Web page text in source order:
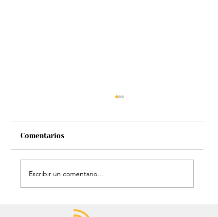
Audiencia de Maduro en Estados
Comentarios
Escribir un comentario...